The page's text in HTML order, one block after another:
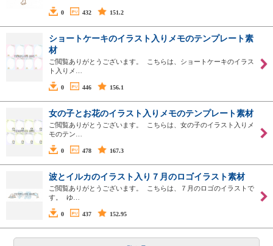
0 432 151.2
ショートケーキのイラスト入りメモのテンプレート素
材
ご閲覧ありがとうございます。 こちらは、ショートケーキのイラス
ト入りメ…
0 446 156.1
女の子とお花のイラスト入りメモのテンプレート素材
ご閲覧ありがとうございます。 こちらは、女の子のイラスト入りメ
モのテン…
0 478 167.3
波とイルカのイラスト入り７月のロゴイラスト素材
ご閲覧ありがとうございます。 こちらは、７月のロゴのイラストで
す。 ゆ…
0 437 152.95